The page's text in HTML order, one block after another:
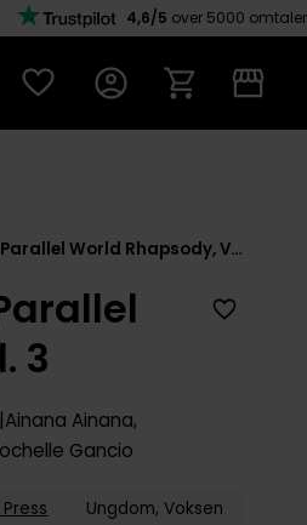
4,6/5 over 5000 omtaler
Death March to the Parallel World Rhapsody, Vol. 3
3
Ainana Ainana,
Gancio
Ungdom, Voksen